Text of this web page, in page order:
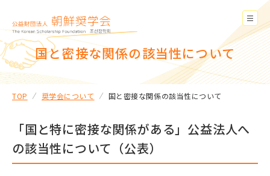
国と密接な関係の該当性について
TOP 奨学会について 国と密接な関係の該当性について
「国と特に密接な関係がある」公益法人へ
の該当性について（公表）